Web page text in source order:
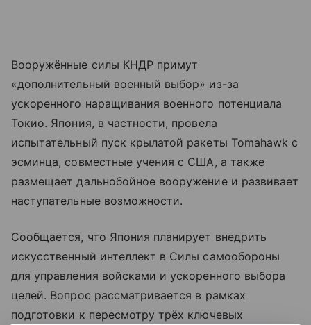
Вооружённые силы КНДР примут
«дополнительный военный выбор» из-за
ускоренного наращивания военного потенциала
Токио. Япония, в частности, провела
испытательный пуск крылатой ракеты Tomahawk с
эсминца, совместные учения с США, а также
размещает дальнобойное вооружение и развивает
наступательные возможности.
Сообщается, что Япония планирует внедрить
искусственный интеллект в Силы самообороны
для управления войсками и ускоренного выбора
целей. Вопрос рассматривается в рамках
подготовки к пересмотру трёх ключевых